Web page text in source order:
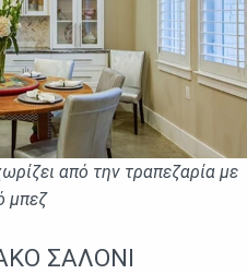
από την τραπεζαρία με
μπεζ
ΣΑΛΌΝΙ